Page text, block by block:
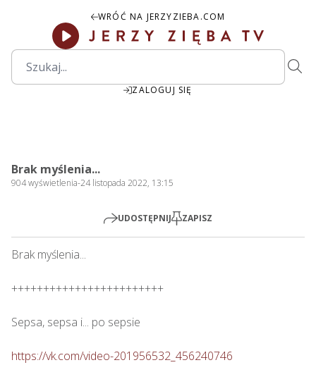
WRÓĆ NA JERZYZIEBA.COM
ZALOGUJ SIĘ
Brak myślenia...
904wyświetlenia-24 listopada 2022, 13:15
UDOSTĘPNIJ ZAPISZ
Brak myślenia...
++++++++++++++++++++++++
Sepsa, sepsa i... po sepsie
https://vk.com/video-201956532_456240746